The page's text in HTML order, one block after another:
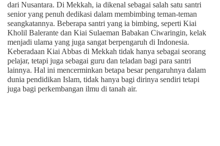
dari Nusantara. Di Mekkah, ia dikenal sebagai salah satu santri
senior yang penuh dedikasi dalam membimbing teman-teman
seangkatannya. Beberapa santri yang ia bimbing, seperti Kiai
Kholil Balerante dan Kiai Sulaeman Babakan Ciwaringin, kelak
menjadi ulama yang juga sangat berpengaruh di Indonesia.
Keberadaan Kiai Abbas di Mekkah tidak hanya sebagai seorang
pelajar, tetapi juga sebagai guru dan teladan bagi para santri
lainnya. Hal ini mencerminkan betapa besar pengaruhnya dalam
dunia pendidikan Islam, tidak hanya bagi dirinya sendiri tetapi
juga bagi perkembangan ilmu di tanah air.